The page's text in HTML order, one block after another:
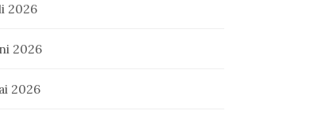
2026
2026
2026